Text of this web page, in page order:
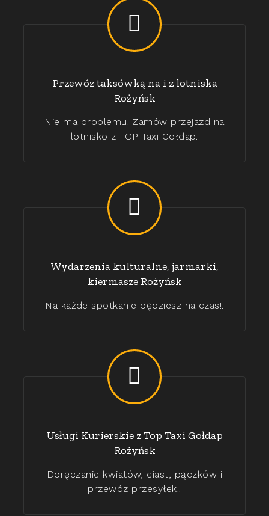
Przewóz taksówką na i z lotniska
Rożyńsk
Nie ma problemu! Zamów przejazd na
lotnisko z TOP Taxi Gołdap.
Wydarzenia kulturalne, jarmarki,
kiermasze Rożyńsk
Na każde spotkanie będziesz na czas!.
Usługi Kurierskie z Top Taxi Gołdap
Rożyńsk
Doręczanie kwiatów, ciast, pączków i
przewóz przesyłek..